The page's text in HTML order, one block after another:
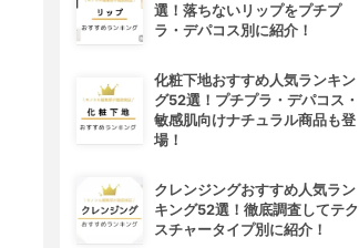
選！落ちないリップをプチプ
ラ・デパコス別に紹介！
化粧下地おすすめ人気ランキン
グ52選！プチプラ・デパコス・
敏感肌向けナチュラル商品も登
場！
クレンジングおすすめ人気ラン
キング52選！徹底調査してテク
スチャータイプ別に紹介！